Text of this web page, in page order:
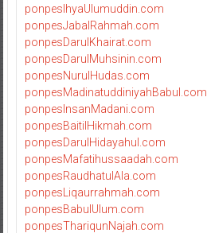
ponpesIhyaUlumuddin.com
ponpesJabalRahmah.com
ponpesDarulKhairat.com
ponpesDarulMuhsinin.com
ponpesNurulHudas.com
ponpesMadinatuddiniyahBabul.com
ponpesInsanMadani.com
ponpesBaitilHikmah.com
ponpesDarulHidayahul.com
ponpesMafatihussaadah.com
ponpesRaudhatulAla.com
ponpesLiqaurrahmah.com
ponpesBabulUlum.com
ponpesThariqunNajah.com